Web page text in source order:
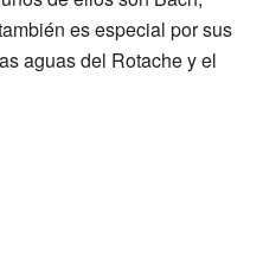
es especial por sus
aguas del Rotache y el